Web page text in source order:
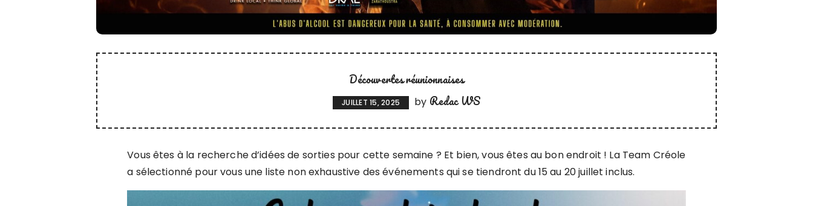
Découvertes réunionnaises
JUILLET 15, 2025 by Redac WS
Vous êtes à la recherche d’idées de sorties pour cette semaine ? Et bien, vous êtes au bon endroit ! La Team Créole
a sélectionné pour vous une liste non exhaustive des événements qui se tiendront du 15 au 20 juillet inclus.